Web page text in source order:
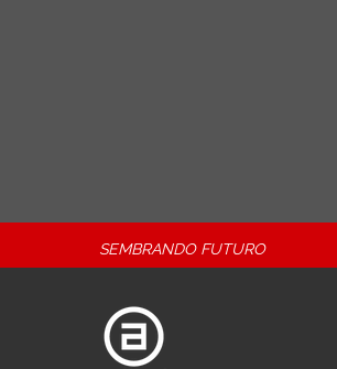
SEMBRANDO FUTURO